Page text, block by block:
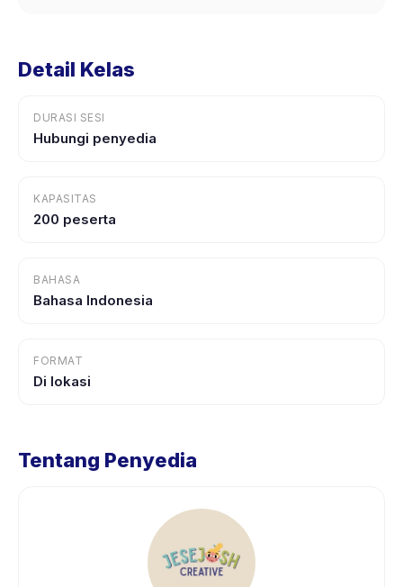
Detail Kelas
DURASI SESI
Hubungi penyedia
KAPASITAS
200 peserta
BAHASA
Bahasa Indonesia
FORMAT
Di lokasi
Tentang Penyedia